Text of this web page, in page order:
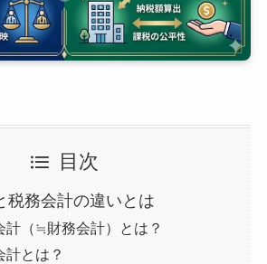
目次
税務会計の違いとは
計（≒財務会計）とは？
計とは？